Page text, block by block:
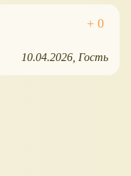
10.04.2026 Гость